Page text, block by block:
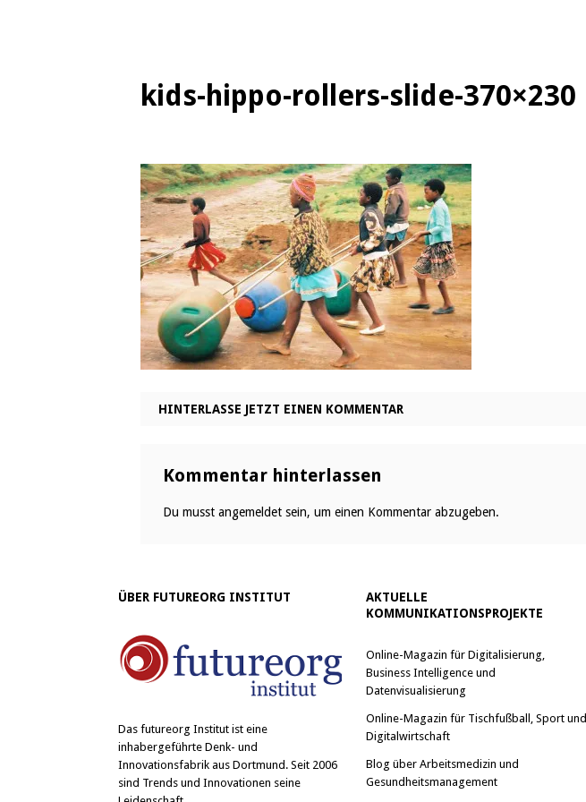
kids-hippo-rollers-slide-370×230
HINTERLASSE JETZT EINEN KOMMENTAR
Kommentar hinterlassen
Du musst angemeldet sein, um einen Kommentar abzugeben.
ÜBER FUTUREORG INSTITUT
Das futureorg Institut ist eine
inhabergeführte Denk- und
Innovationsfabrik aus Dortmund. Seit 2006
sind Trends und Innovationen seine
AKTUELLE
KOMMUNIKATIONSPROJEKTE
Online-Magazin für Digitalisierung,
Business Intelligence und
Datenvisualisierung
Online-Magazin für Tischfußball, Sport und
Digitalwirtschaft
Blog über Arbeitsmedizin und
Gesundheitsmanagement